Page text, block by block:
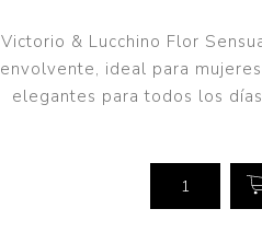
Styling
Victorio & Lucchino Flor
envolvente, ideal para
elegantes para todos los